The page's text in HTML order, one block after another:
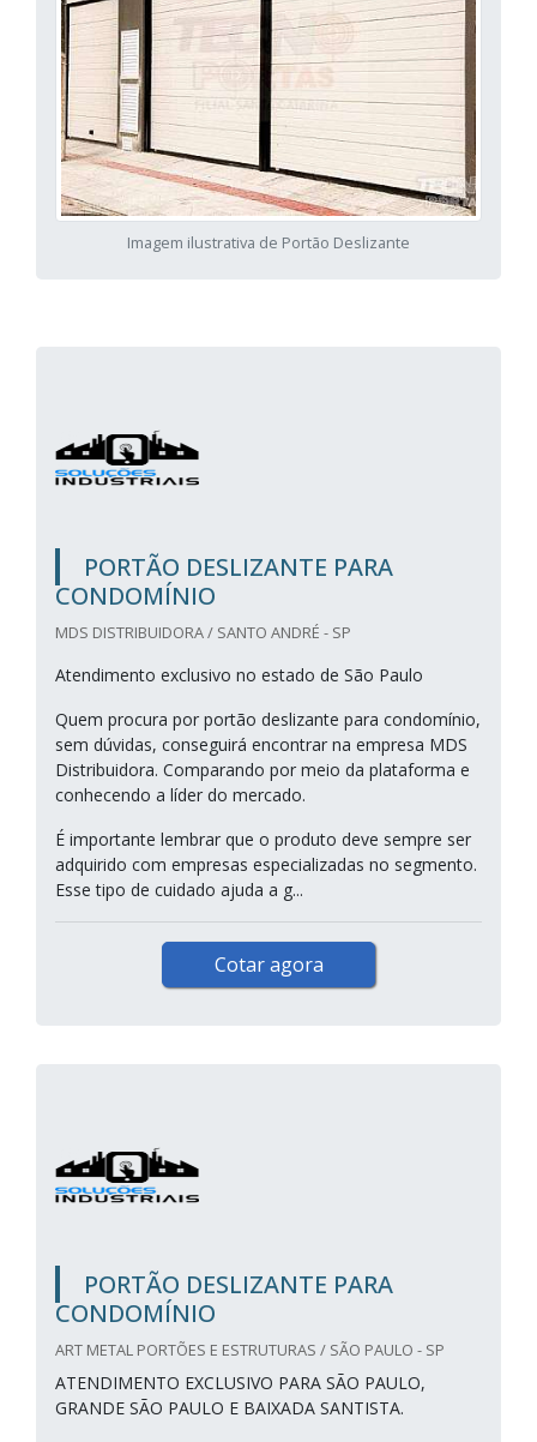
Imagem ilustrativa de Portão Deslizante
PORTÃO DESLIZANTE PARA
CONDOMÍNIO
MDS DISTRIBUIDORA / SANTO ANDRÉ - SP
Atendimento exclusivo no estado de São Paulo
Quem procura por portão deslizante para condomínio,
sem dúvidas, conseguirá encontrar na empresa MDS
Distribuidora. Comparando por meio da plataforma e
conhecendo a líder do mercado.
É importante lembrar que o produto deve sempre ser
adquirido com empresas especializadas no segmento.
Esse tipo de cuidado ajuda a g...
Cotar agora
PORTÃO DESLIZANTE PARA
CONDOMÍNIO
ART METAL PORTÕES E ESTRUTURAS / SÃO PAULO - SP
ATENDIMENTO EXCLUSIVO PARA SÃO PAULO,
GRANDE SÃO PAULO E BAIXADA SANTISTA.